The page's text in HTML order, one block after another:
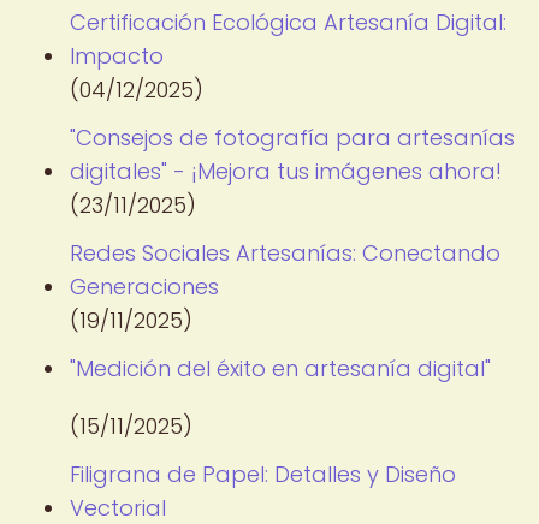
Certificación Ecológica Artesanía Digital:
Impacto
(04/12/2025)
"Consejos de fotografía para artesanías
digitales" - ¡Mejora tus imágenes ahora!
(23/11/2025)
Redes Sociales Artesanías: Conectando
Generaciones
(19/11/2025)
"Medición del éxito en artesanía digital"
(15/11/2025)
Filigrana de Papel: Detalles y Diseño
Vectorial